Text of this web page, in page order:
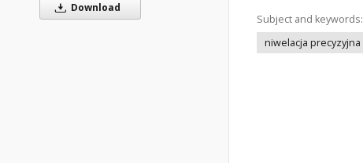
Download
Subject and keywords:
niwelacja precyzyjna